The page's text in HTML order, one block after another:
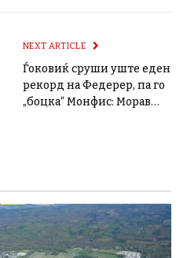
NEXT ARTICLE
Ѓоковиќ сруши уште еден
рекорд на Федерер, па го
„боцка“ Монфис: Морав…